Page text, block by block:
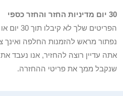
30 יום מדיניות החזר והחזר כספי
הפריטים
נפתור מראש להזמנות החלפה ואינך
אתה עדיין רוצה להחזיר, אנו נעבד
שנקבל ממך את פריטי ההחזרה.